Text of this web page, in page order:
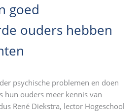
goed
ouders hebben
psychische problemen en doen
hun ouders meer kennis van
René Diekstra, lector Hogeschool